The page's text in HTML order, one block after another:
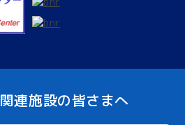
連施設の皆さまへ